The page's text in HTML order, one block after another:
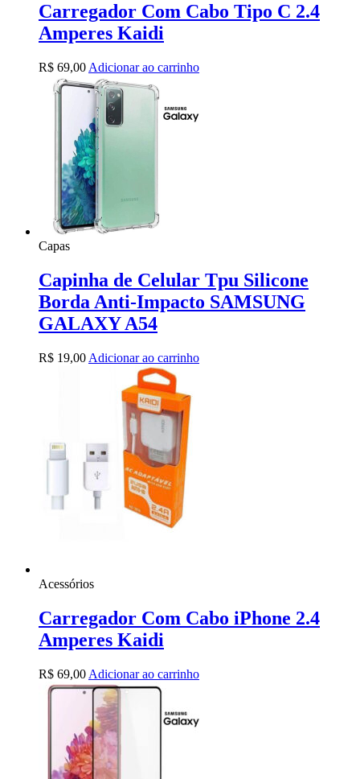
Carregador Com Cabo Tipo C 2.4
Amperes Kaidi
R$ 69,00 Adicionar ao carrinho
Capas
Capinha de Celular Tpu Silicone
Borda Anti-Impacto SAMSUNG
GALAXY A54
R$ 19,00 Adicionar ao carrinho
Acessórios
Carregador Com Cabo iPhone 2.4
Amperes Kaidi
R$ 69,00 Adicionar ao carrinho